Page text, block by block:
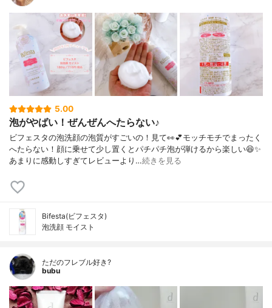
5.00
泡がやばい！ぜんぜんへたらない♪
ビフェスタの泡洗顔の泡質がすごいの！見て👀💕モッチモチでまったく
へたらない！顔に乗せて少し置くとパチパチ泡が弾けるから楽しい😆✨
あまりに感動しすぎてレビューより…続きを見る
Bifesta(ビフェスタ)
泡洗顔 モイスト
ただのフレブル好き?
bubu